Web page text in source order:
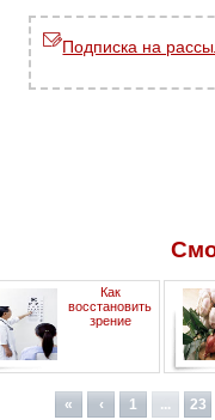
Подписка на
Как
восстановить
зрение
« ‹ 1 ... 23